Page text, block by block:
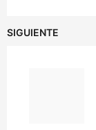
SIGUIENTE